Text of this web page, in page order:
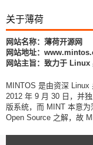
关于薄荷
网站名称：薄荷开源网
网站地址：
网站主旨：致力于 Linux
MINTOS 是由资深
2012 年 9 月 30 日，并
版系统，而 MINT 本意
Open Source 之解，故